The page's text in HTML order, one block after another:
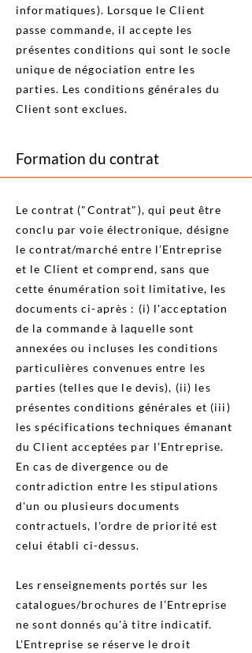
informatiques). Lorsque le Client
passe commande, il accepte les
présentes conditions qui sont le socle
unique de négociation entre les
parties. Les conditions générales du
Client sont exclues.
Formation du contrat
Le contrat ("Contrat"), qui peut être
conclu par voie électronique, désigne
le contrat/marché entre l’Entreprise
et le Client et comprend, sans que
cette énumération soit limitative, les
documents ci-après : (i) l'acceptation
de la commande à laquelle sont
annexées ou incluses les conditions
particulières convenues entre les
parties (telles que le devis), (ii) les
présentes conditions générales et (iii)
les spécifications techniques émanant
du Client acceptées par l’Entreprise.
En cas de divergence ou de
contradiction entre les stipulations
d'un ou plusieurs documents
contractuels, l'ordre de priorité est
celui établi ci-dessus.
Les renseignements portés sur les
catalogues/brochures de l’Entreprise
ne sont donnés qu'à titre indicatif.
L’Entreprise se réserve le droit